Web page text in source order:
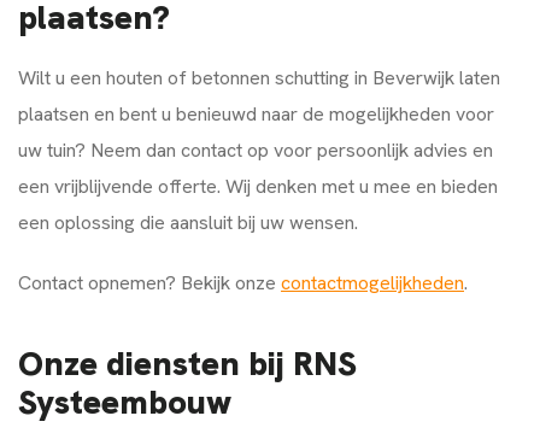
plaatsen?
Wilt u een houten of betonnen schutting in Beverwijk laten
plaatsen en bent u benieuwd naar de mogelijkheden voor
uw tuin? Neem dan contact op voor persoonlijk advies en
een vrijblijvende offerte. Wij denken met u mee en bieden
een oplossing die aansluit bij uw wensen.
Contact opnemen? Bekijk onze contactmogelijkheden.
Onze diensten bij RNS
Systeembouw